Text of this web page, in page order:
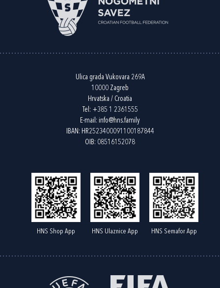
Ulica grada Vukovara 269A
10000 Zagreb
Hrvatska / Croatia
Tel: +385 1 2361555
E-mail: info@hns.family
IBAN: HR2523400091100187844
OIB: 08516152078
HNS Shop App HNS Ulaznice App HNS Semafor App